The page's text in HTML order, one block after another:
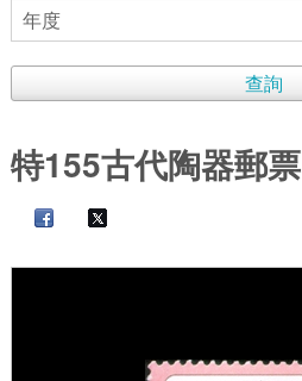
特155古代陶器郵票